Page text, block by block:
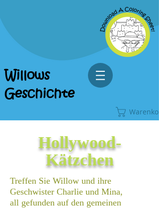
Willows
Geschichte
Hollywood-
Kätzchen
Treffen Sie Willow und ihre
Geschwister Charlie und Mina,
all gefunden auf den gemeinen